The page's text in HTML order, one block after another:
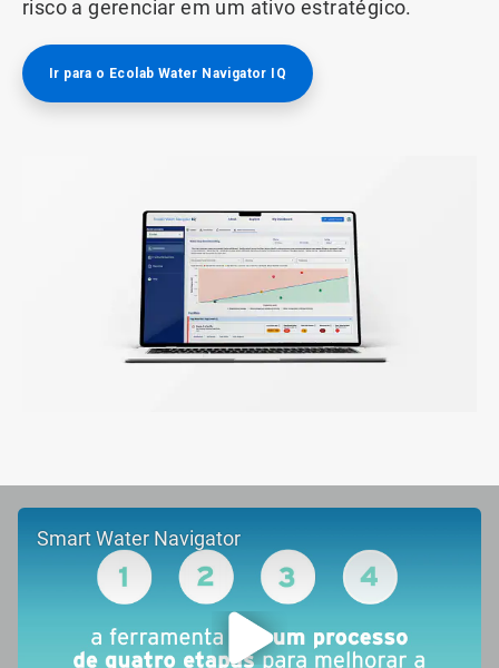
risco a gerenciar em um ativo estratégico.
Ir para o Ecolab Water Navigator IQ
Smart Water Navigator